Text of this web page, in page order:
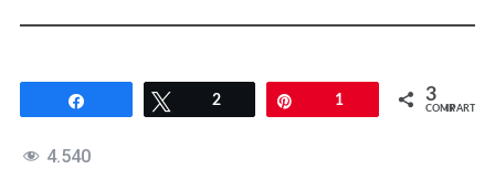
Compartir Twittear
2 1 3
COMPARTIR
4.540